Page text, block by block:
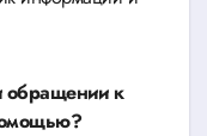
обращении к